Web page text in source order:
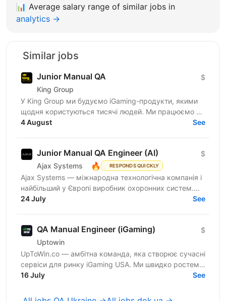
📊 Average salary range of similar jobs in
analytics →
Similar jobs
Junior Manual QA
King Group
$
У King Group ми будуємо iGaming-продукти, якими
щодня користуються тисячі людей. Ми працюємо на
ринках України та Tier 1, розвиваємо 20+ брендів і...
4 August See
Junior Manual QA Engineer (AI)
Ajax Systems 🔥 RESPONDS QUICKLY
$
Ajax Systems — міжнародна технологічна компанія і
найбільший у Європі виробник охоронних систем.
Системи безпеки мають підвищені вимоги до
24 July See
QA Manual Engineer (iGaming)
Uptowin
$
UpToWin.co — амбітна команда, яка створює сучасні
сервіси для ринку iGaming USA. Ми швидко ростемо
і шукаємо людей, які хочуть розвиватися разом з
16 July See